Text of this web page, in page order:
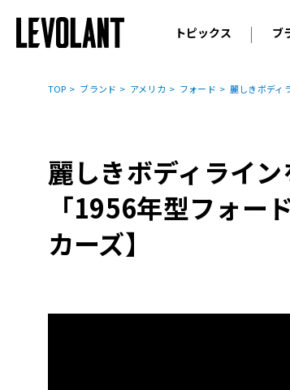
トピックス
ニュース
コラム
ブ
輸
TOP ブランド アメリカ フォード 麗しきボディ
麗しきボディライ
「1956年型フォー
カーズ】